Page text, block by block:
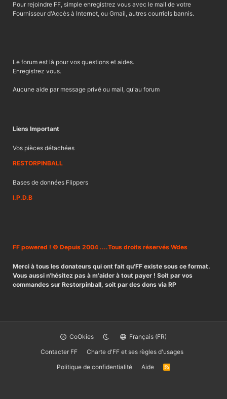
Pour rejoindre FF, simple enregistrez vous avec le mail de votre
Fournisseur d'Accès à Internet, ou Gmail, autres courriels bannis.
Le forum est là pour vos questions et aides.
Enregistrez vous.
Aucune aide par message privé ou mail, qu'au forum
Liens Important
Vos pièces détachées
RESTORPINBALL
Bases de données Flippers
I.P.D.B
FF powered ! © Depuis 2004 ....Tous droits réservés Wdes
Merci à tous les donateurs qui ont fait qu'FF existe sous ce format.
Vous aussi n'hésitez pas à m'aider à tout payer ! Soit par vos
commandes sur Restorpinball, soit par des dons via RP
CoOkies
Français (FR)
Contacter FF
Charte d'FF et ses règles d'usages
Politique de confidentialité
Aide
R